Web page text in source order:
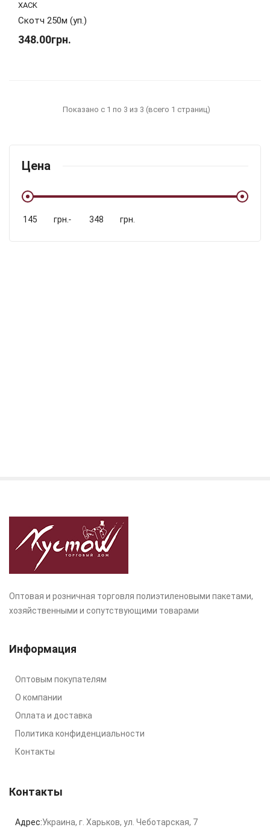
Цена
грн. - грн.
XACK
Скотч 250м (уп.)
348.00грн.
Показано с 1 по 3 из 3 (всего 1 страниц)
Оптовая и розничная торговля полиэтиленовыми пакетами,
хозяйственными и сопутствующими товарами
Информация
Оптовым покупателям
О компании
Оплата и доставка
Политика конфиденциальности
Контакты
Контакты
Адрес:Украина, г. Харьков, ул. Чеботарская, 7